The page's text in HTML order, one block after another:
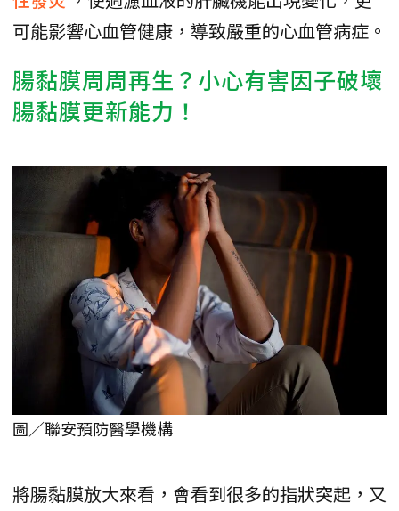
可能影響心血管健康，導致嚴重的心血管病症。
腸黏膜周周再生？小心有害因子破壞
腸黏膜更新能力！
圖／聯安預防醫學機構
將腸黏膜放大來看，會看到很多的指狀突起，又